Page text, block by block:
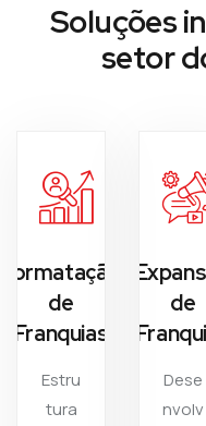
Soluções
setor
Formatação
de
Franquias
Estru
tura
de
Dese
nvolv